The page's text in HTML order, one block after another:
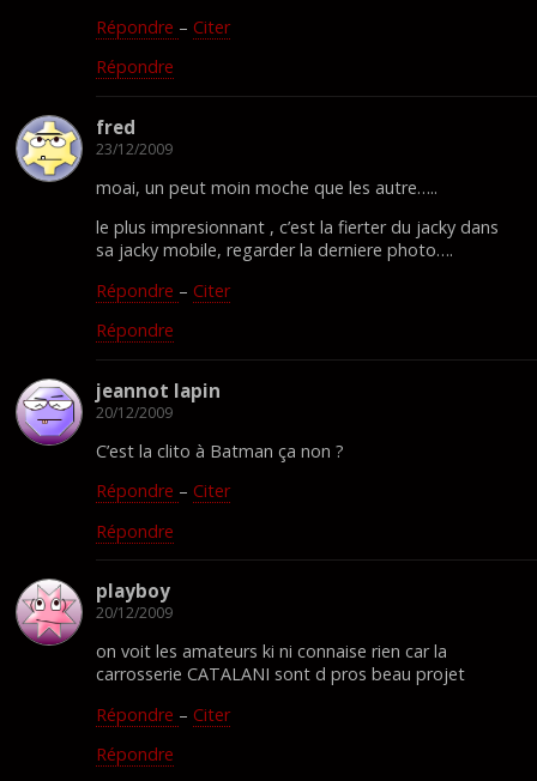
Répondre – Citer
Répondre
fred
23/12/2009
moai, un peut moin moche que les autre…..
le plus impresionnant , c’est la fierter du jacky dans
sa jacky mobile, regarder la derniere photo….
Répondre – Citer
Répondre
jeannot lapin
20/12/2009
C’est la clito à Batman ça non ?
Répondre – Citer
Répondre
playboy
20/12/2009
on voit les amateurs ki ni connaise rien car la
carrosserie CATALANI sont d pros beau projet
Répondre – Citer
Répondre